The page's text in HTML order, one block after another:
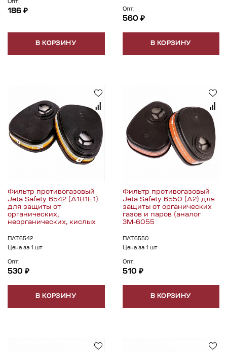
Опт:
186 ₽
В КОРЗИНУ
Опт:
560 ₽
В КОРЗИНУ
Фильтр противогазовый
Jeta Safety 6542 (A1B1E1)
для защиты от
органических,
неорганических, кислых
ПАТ6542
Цена за 1 шт
Опт:
530 ₽
В КОРЗИНУ
Фильтр противогазовый
Jeta Safety 6550 (А2) для
защиты от органических
газов и паров (аналог
3М-6055
ПАТ6550
Цена за 1 шт
Опт:
510 ₽
В КОРЗИНУ